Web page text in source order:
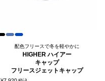
配色フリースで冬を軽やかに
HIGHER ハイアー
キャップ
フリースジェットキャップ